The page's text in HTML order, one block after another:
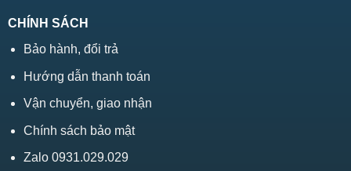
CHÍNH SÁCH
Bảo hành, đổi trả
Hướng dẫn thanh toán
Vận chuyển, giao nhận
Chính sách bảo mật
Zalo 0931.029.029